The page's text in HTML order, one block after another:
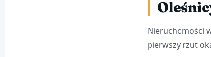
Nieruchomości
pierwszy rzut